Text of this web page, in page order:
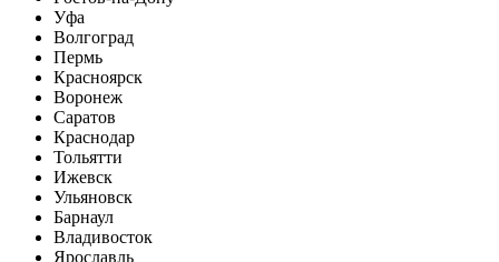
Уфа
Волгоград
Пермь
Красноярск
Воронеж
Саратов
Краснодар
Тольятти
Ижевск
Ульяновск
Барнаул
Владивосток
Ярославль